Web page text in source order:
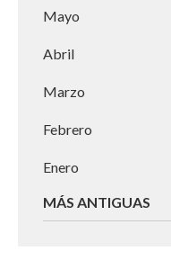
Mayo
Abril
Marzo
Febrero
Enero
MÁS ANTIGUAS